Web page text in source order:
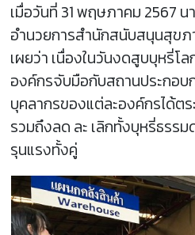
เมื่อวันที่ 31 พฤษภาคม 2567
อำนวยการสำนักสนับสนุนสุขภ
เผยว่า เนื่องในวันงดสูบบุหรี่โ
องค์กรจับมือกับสถานประกอ
บุคลากรของแต่ละองค์กรได้
รวมถึงลด ละ เลิกทั้งบุหรี่ธรร
รุนแรงทั้งคู่